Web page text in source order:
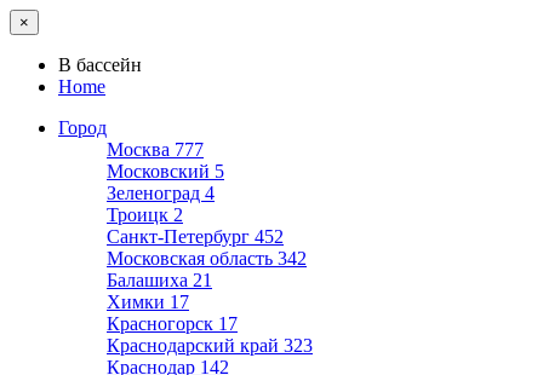
×
В бассейн
Home
Город
Москва 777
Московский 5
Зеленоград 4
Троицк 2
Санкт-Петербург 452
Московская область 342
Балашиха 21
Химки 17
Красногорск 17
Краснодарский край 323
Краснодар 142